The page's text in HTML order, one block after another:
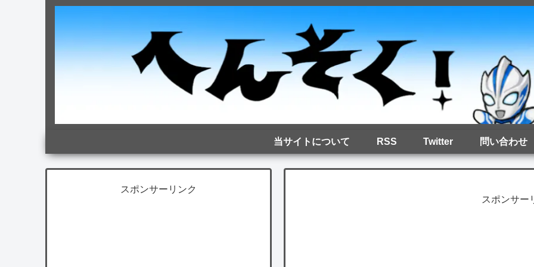
当サイトについて RSS Twitter 問い合わせ
スポンサー
スポンサーリンク